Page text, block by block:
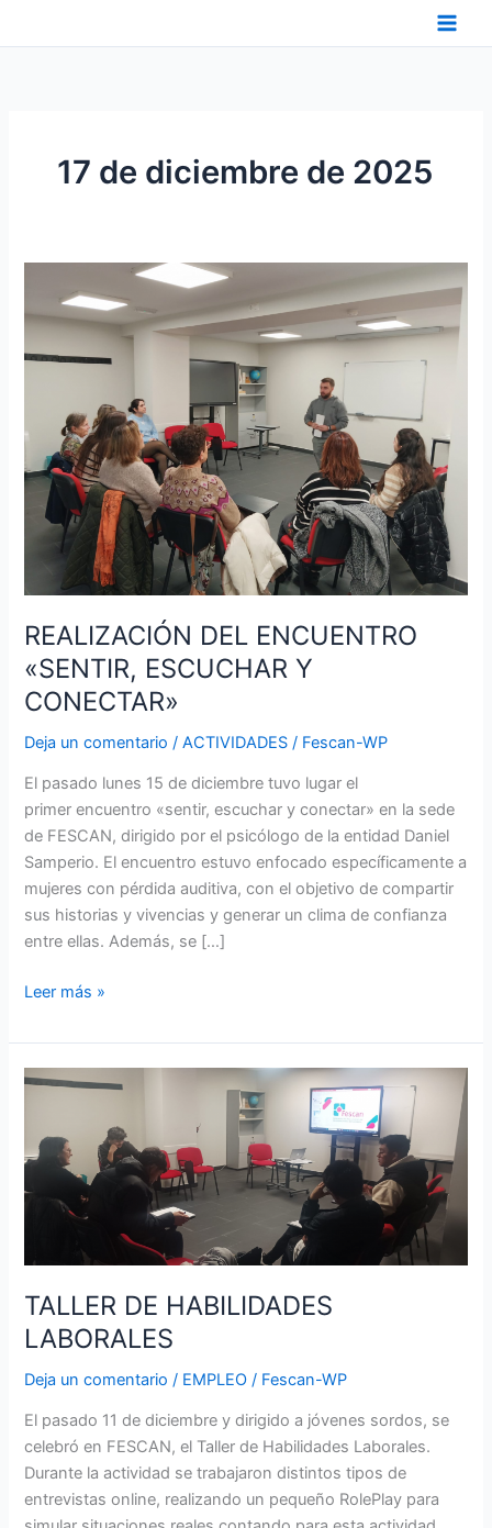
17 de diciembre de 2025
REALIZACIÓN DEL ENCUENTRO
«SENTIR, ESCUCHAR Y
CONECTAR»
Deja un comentario /ACTIVIDADES / Fescan-WP
El pasado lunes 15 de diciembre tuvo lugar el
primer encuentro «sentir, escuchar y conectar» en la sede
de FESCAN, dirigido por el psicólogo de la entidad Daniel
Samperio. El encuentro estuvo enfocado específicamente a
mujeres con pérdida auditiva, con el objetivo de compartir
sus historias y vivencias y generar un clima de confianza
entre ellas. Además, se […]
ENCUENTRO
«SENTIR,
CONECTAR»
Leer más »
TALLER DE HABILIDADES
LABORALES
Deja un comentario / EMPLEO / Fescan-WP
El pasado 11 de diciembre y dirigido a jóvenes sordos, se
celebró en FESCAN, el Taller de Habilidades Laborales.
Durante la actividad se trabajaron distintos tipos de
entrevistas online, realizando un pequeño RolePlay para
TALLER
HABILIDADES
LABORALES